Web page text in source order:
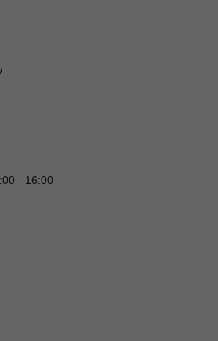
- 16:00